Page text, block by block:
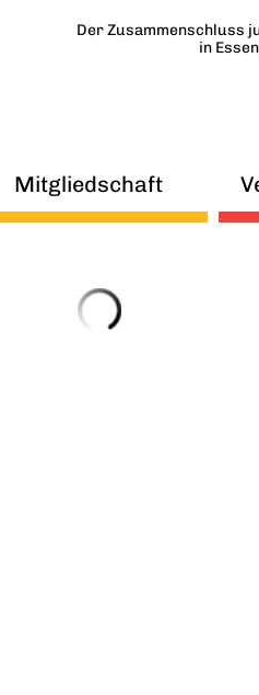
Der Zusammenschluss
in
Mitgliedschaft
Mitmachen